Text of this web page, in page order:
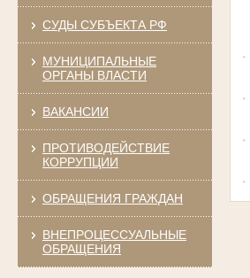
СУДЫ СУБЪЕКТА РФ
МУНИЦИПАЛЬНЫЕ
ОРГАНЫ ВЛАСТИ
ВАКАНСИИ
ПРОТИВОДЕЙСТВИЕ
КОРРУПЦИИ
ОБРАЩЕНИЯ ГРАЖДАН
ВНЕПРОЦЕССУАЛЬНЫЕ
ОБРАЩЕНИЯ